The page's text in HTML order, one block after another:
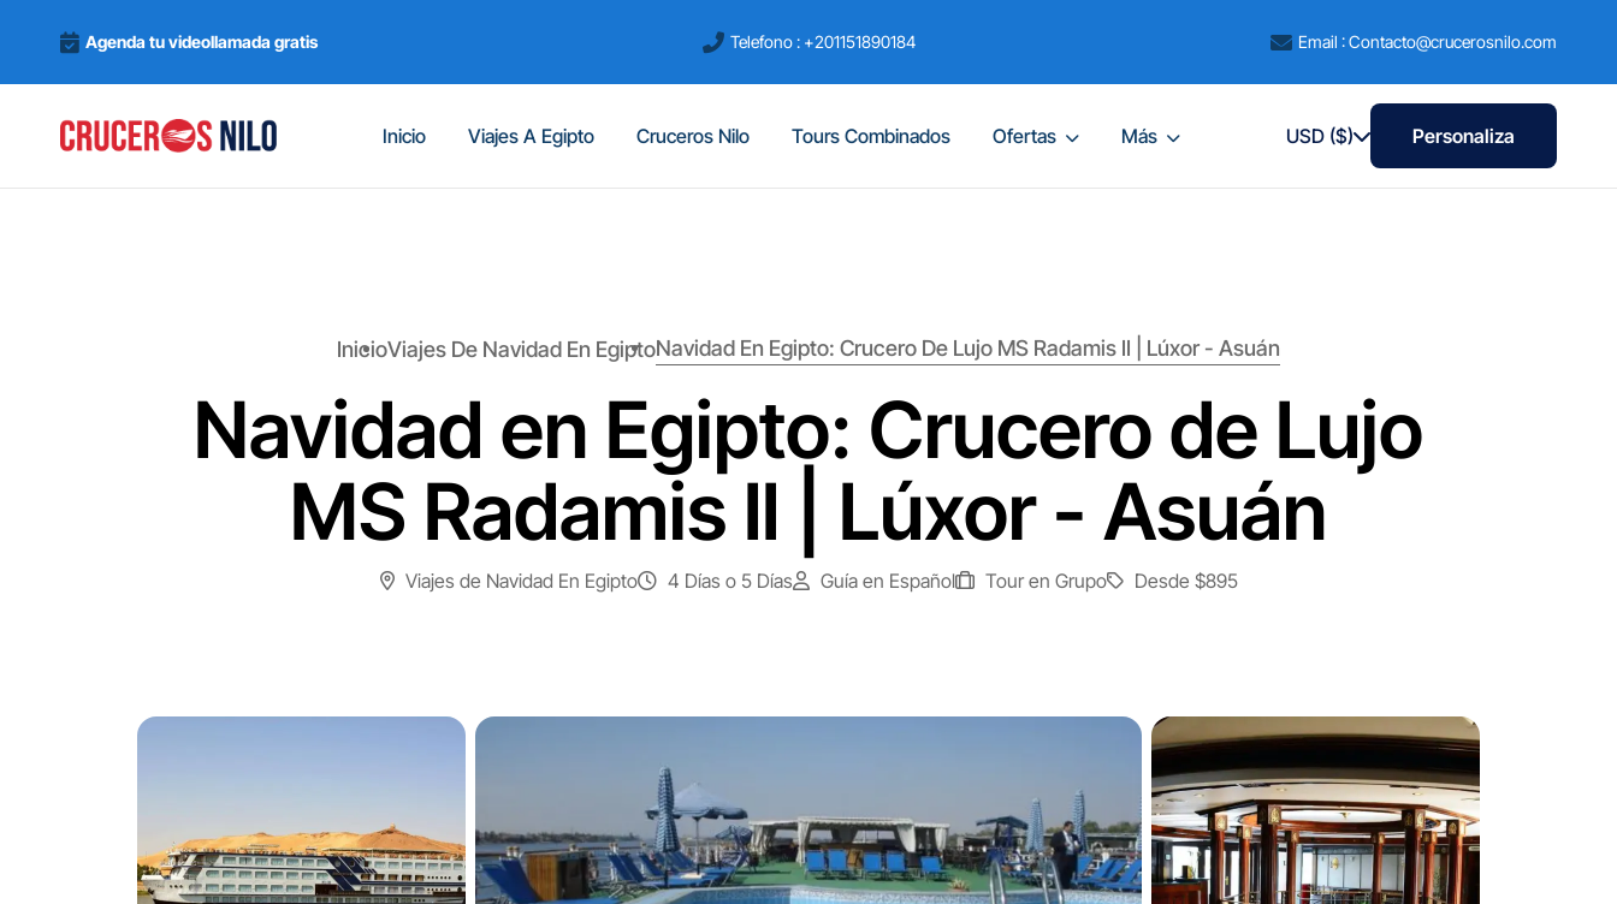
Agenda tu videollamada gratis Telefono : +201151890184 Email : Contacto@crucerosnilo.com
Inicio Viajes A Egipto Cruceros Nilo Tours Combinados Ofertas Más USD ($) Personaliza
InicioViajes De Navidad En EgiptoNavidad En Egipto: Crucero De Lujo MS Radamis II | Lúxor - Asuán
Navidad en Egipto: Crucero de Lujo
MS Radamis II | Lúxor - Asuán
Viajes de Navidad En Egipto 4 Días o 5 Días Guía en Español Tour en Grupo Desde $895